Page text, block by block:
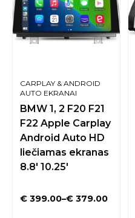
CARPLAY & ANDROID
AUTO EKRANAI
BMW 1, 2 F20 F21
F22 Apple Carplay
Android Auto HD
liečiamas ekranas
8.8′ 10.25′
€ 379.00
–
€ 399.00